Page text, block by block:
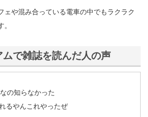
ェや混み合っている電車の中でもラクラク
ムで雑誌を読んだ人の声
の知らなかった
るやんこれやったぜ